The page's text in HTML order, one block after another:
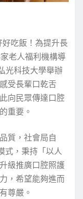
好吃飯！為提升長
老人福利機構導
光科技大學舉辦
受長輩口乾舌
向民眾傳達口腔
重要。
質，社會局自
式，秉持「以人
級推廣口腔照護
，希望能夠進而
尊嚴。